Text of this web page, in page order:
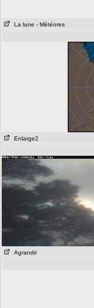
La lune - Météores
Enlarge2
Agrandir